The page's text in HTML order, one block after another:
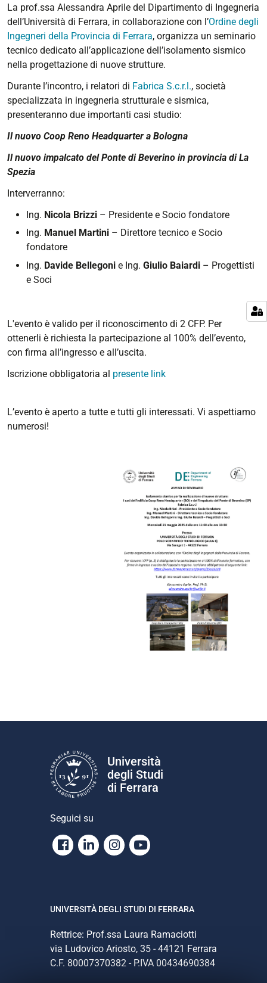
La prof.ssa Alessandra Aprile del Dipartimento di Ingegneria
dell’Università di Ferrara, in collaborazione con l’Ordine degli
Ingegneri della Provincia di Ferrara, organizza un seminario
tecnico dedicato all’applicazione dell’isolamento sismico
nella progettazione di nuove strutture.
Durante l’incontro, i relatori di Fabrica S.c.r.l., società
specializzata in ingegneria strutturale e sismica,
presenteranno due importanti casi studio:
Il nuovo Coop Reno Headquarter a Bologna
Il nuovo impalcato del Ponte di Beverino in provincia di La
Spezia
Interverranno:
Ing. Nicola Brizzi – Presidente e Socio fondatore
Ing. Manuel Martini – Direttore tecnico e Socio
fondatore
Ing. Davide Bellegoni e Ing. Giulio Baiardi – Progettisti
e Soci
L'evento è valido per il riconoscimento di 2 CFP. Per
ottenerli è richiesta la partecipazione al 100% dell’evento,
con firma all’ingresso e all’uscita.
Iscrizione obbligatoria al presente link
L’evento è aperto a tutte e tutti gli interessati. Vi aspettiamo
numerosi!
Università
degli Studi
di Ferrara
Seguici su
Facebook
LinkedinInstagram
Youtube
UNIVERSITÀ DEGLI STUDI DI FERRARA
Rettrice: Prof.ssa Laura Ramaciotti
via Ludovico Ariosto, 35 - 44121 Ferrara
C.F. 80007370382 - P.IVA 00434690384